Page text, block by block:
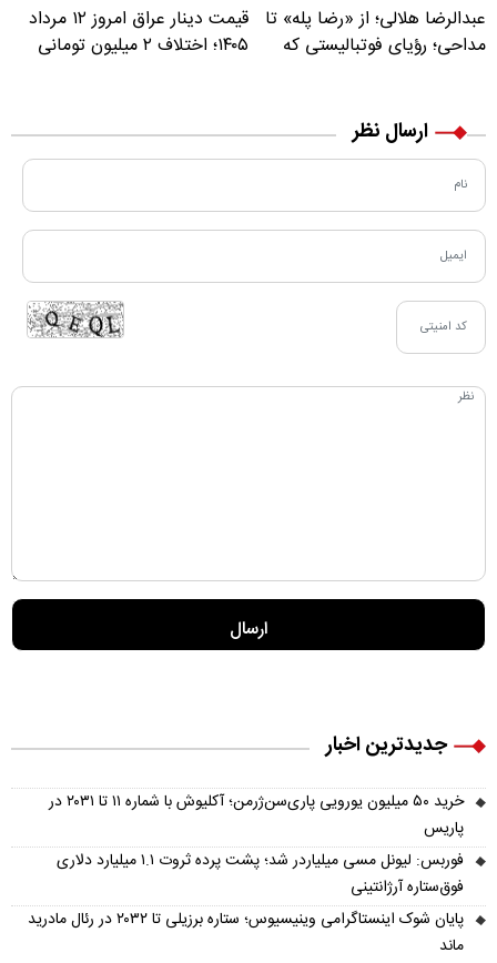
عبدالرضا هلالی؛ از «رضا پله» تا
مداحی؛ رؤیای فوتبالیستی که
قیمت دینار عراق امروز ۱۲ مرداد
۱۴۰۵؛ اختلاف ۲ میلیون تومانی
ارسال نظر
جدیدترین اخبار
خرید ۵۰ میلیون یورویی پاری‌سن‌ژرمن؛ آکلیوش با شماره ۱۱ تا ۲۰۳۱ در
پاریس
فوربس: لیونل مسی میلیاردر شد؛ پشت پرده ثروت ۱.۱ میلیارد دلاری
فوق‌ستاره آرژانتینی
پایان شوک اینستاگرامی وینیسیوس؛ ستاره برزیلی تا ۲۰۳۲ در رئال مادرید
ماند